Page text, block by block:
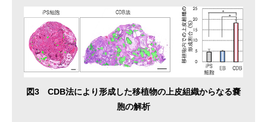
図3 CDB法により形成した移植物の上皮組織からなる嚢
胞の解析